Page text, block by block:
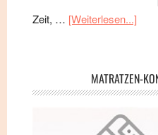
Zeit, … [Weiterlesen...]
MATRATZEN-